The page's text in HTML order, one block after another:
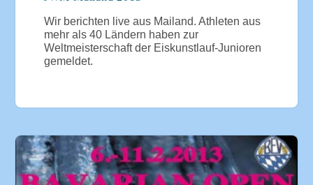
Wir berichten live aus Mailand. Athleten aus
mehr als 40 Ländern haben zur
Weltmeisterschaft der Eiskunstlauf-Junioren
gemeldet.